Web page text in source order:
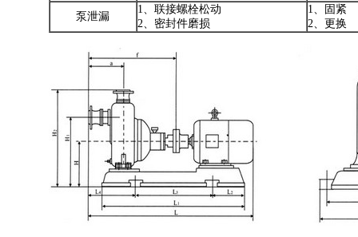
泵泄漏
1、联接螺栓松动
2、密封件磨损
1、固紧
2、更换